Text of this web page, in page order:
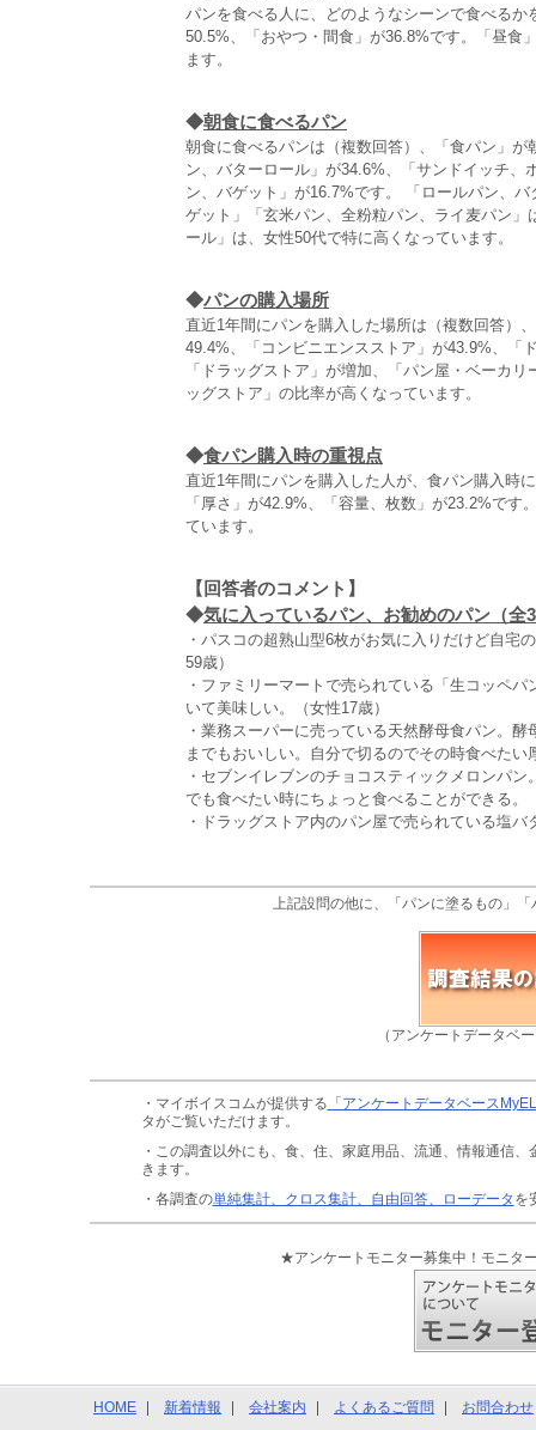
パンを食べる人に、どのようなシーンで食べる
50.5%、「おやつ・間食」が36.8%です。「昼食
ます。
◆朝食に食べるパン
朝食に食べるパンは（複数回答）、「食パン」
ン、バターロール」が34.6%、「サンドイッチ
ン、バゲット」が16.7%です。 「ロールパン、
ゲット」「玄米パン、全粉粒パン、ライ麦パン
ール」は、女性50代で特に高くなっています。
◆パンの購入場所
直近1年間にパンを購入した場所は（複数回答）
49.4%、「コンビニエンスストア」が43.9%、「
「ドラッグストア」が増加、「パン屋・ベーカ
ッグストア」の比率が高くなっています。
◆食パン購入時の重視点
直近1年間にパンを購入した人が、食パン購入時
「厚さ」が42.9%、「容量、枚数」が23.2%で
ています。
【回答者のコメント】
◆気に入っているパン、お勧めのパン（全
・パスコの超熟山型6枚がお気に入りだけど自宅
59歳）
・ファミリーマートで売られている「生コッペ
いて美味しい。（女性17歳）
・業務スーパーに売っている天然酵母食パン。
までもおいしい。自分で切るのでその時食べた
・セブンイレブンのチョコスティックメロンパ
でも食べたい時にちょっと食べることができる。
・ドラッグストア内のパン屋で売られている塩
上記設問の他に、「パンに塗るもの」
（アンケートデータベ
・マイボイスコムが提供する 「アンケートデータベース
タがご覧いただけます。
・この調査以外にも、食、住、家庭用品、流通、情報通信、
きます。
・各調査の単純集計、クロス集計、自由回答、ローデータ を
★アンケートモニター募集中！モニタ
HOME 新着情報 会社案内 よくあるご質問 お問合わせ